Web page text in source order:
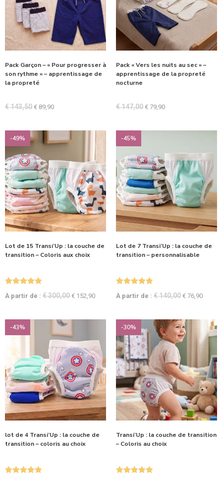
Pack Garçon – « Pour progresser à
son rythme » – apprentissage de
la propreté
€143,50 € 89,90
Pack « Vers les nuits au sec » –
apprentissage de la propreté
nocturne
€147,00 € 79,90
-49%
Lot de 15 Transi’Up : la couche de
transition – Coloris aux choix
sur 5
À partir de : €300,00 € 152,90
-45%
Lot de 7 Transi’Up : la couche de
transition – personnalisable
sur 5
À partir de : €140,00 € 76,90
-43%
lot de 4 Transi’Up : la couche de
transition – coloris au choix
-30%
Transi’Up : la couche de transition
– Coloris au choix